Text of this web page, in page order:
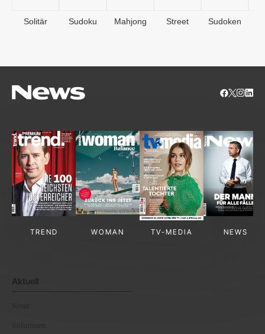
Solitär Sudoku Mahjong Street Sudoken
TREND WOMAN TV-MEDIA NEWS